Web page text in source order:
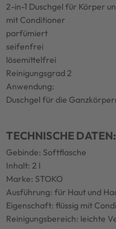
2-in-1 Duschgel für Körper
mit Conditioner
parfümiert
seifenfrei
lösemittelfrei
Reinigungsgrad 2
Anwendung:
Duschgel für die
TECHNISCHE DATEN:
Gebinde: Softflasche
Inhalt: 2 l
Marke: STOKO
Ausführung: für Haut und
Eigenschaft: flüssig mit
Reinigungsbereich: leichte